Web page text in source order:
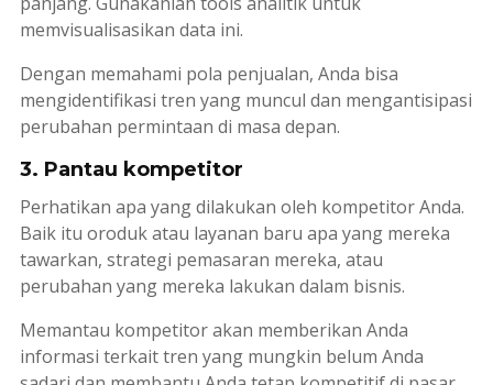
memvisualisasikan data ini.
Dengan memahami pola penjualan, Anda bisa
mengidentifikasi tren yang muncul dan mengantisipasi
perubahan permintaan di masa depan.
3. Pantau kompetitor
Perhatikan apa yang dilakukan oleh kompetitor Anda.
Baik itu oroduk atau layanan baru apa yang mereka
tawarkan, strategi pemasaran mereka, atau
perubahan yang mereka lakukan dalam bisnis.
Memantau kompetitor akan memberikan Anda
informasi terkait tren yang mungkin belum Anda